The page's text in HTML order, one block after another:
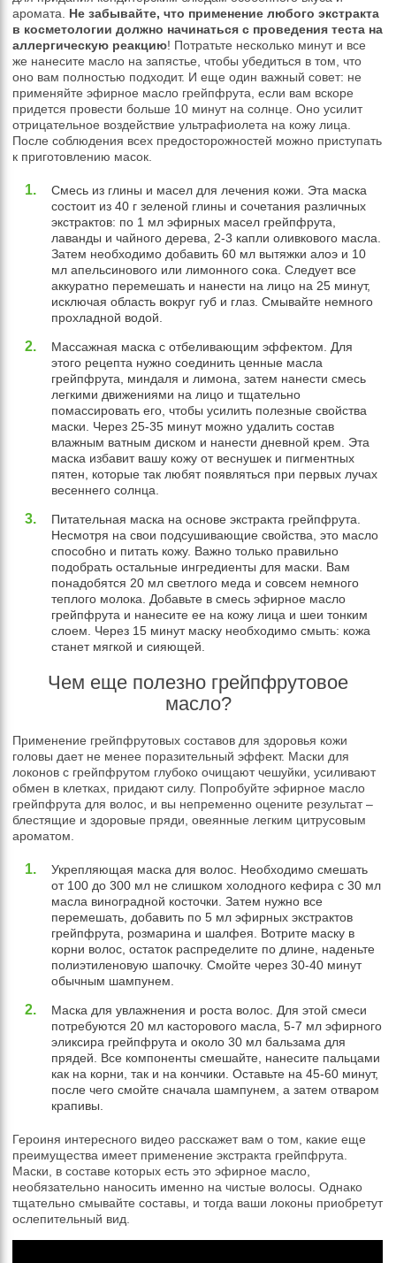
аромата. Не забывайте, что применение любого экстракта
в косметологии должно начинаться с проведения теста на
аллергическую реакцию! Потратьте несколько минут и все
же нанесите масло на запястье, чтобы убедиться в том, что
оно вам полностью подходит. И еще один важный совет: не
применяйте эфирное масло грейпфрута, если вам вскоре
придется провести больше 10 минут на солнце. Оно усилит
отрицательное воздействие ультрафиолета на кожу лица.
После соблюдения всех предосторожностей можно приступать
к приготовлению масок.
Смесь из глины и масел для лечения кожи. Эта маска
состоит из 40 г зеленой глины и сочетания различных
экстрактов: по 1 мл эфирных масел грейпфрута,
лаванды и чайного дерева, 2-3 капли оливкового масла.
Затем необходимо добавить 60 мл вытяжки алоэ и 10
мл апельсинового или лимонного сока. Следует все
аккуратно перемешать и нанести на лицо на 25 минут,
исключая область вокруг губ и глаз. Смывайте немного
прохладной водой.
Массажная маска с отбеливающим эффектом. Для
этого рецепта нужно соединить ценные масла
грейпфрута, миндаля и лимона, затем нанести смесь
легкими движениями на лицо и тщательно
помассировать его, чтобы усилить полезные свойства
маски. Через 25-35 минут можно удалить состав
влажным ватным диском и нанести дневной крем. Эта
маска избавит вашу кожу от веснушек и пигментных
пятен, которые так любят появляться при первых лучах
весеннего солнца.
Питательная маска на основе экстракта грейпфрута.
Несмотря на свои подсушивающие свойства, это масло
способно и питать кожу. Важно только правильно
подобрать остальные ингредиенты для маски. Вам
понадобятся 20 мл светлого меда и совсем немного
теплого молока. Добавьте в смесь эфирное масло
грейпфрута и нанесите ее на кожу лица и шеи тонким
слоем. Через 15 минут маску необходимо смыть: кожа
станет мягкой и сияющей.
Чем еще полезно грейпфрутовое
масло?
Применение грейпфрутовых составов для здоровья кожи
головы дает не менее поразительный эффект. Маски для
локонов с грейпфрутом глубоко очищают чешуйки, усиливают
обмен в клетках, придают силу. Попробуйте эфирное масло
грейпфрута для волос, и вы непременно оцените результат –
блестящие и здоровые пряди, овеянные легким цитрусовым
ароматом.
Укрепляющая маска для волос. Необходимо смешать
от 100 до 300 мл не слишком холодного кефира с 30 мл
масла виноградной косточки. Затем нужно все
перемешать, добавить по 5 мл эфирных экстрактов
грейпфрута, розмарина и шалфея. Вотрите маску в
корни волос, остаток распределите по длине, наденьте
полиэтиленовую шапочку. Смойте через 30-40 минут
обычным шампунем.
Маска для увлажнения и роста волос. Для этой смеси
потребуются 20 мл касторового масла, 5-7 мл эфирного
эликсира грейпфрута и около 30 мл бальзама для
прядей. Все компоненты смешайте, нанесите пальцами
как на корни, так и на кончики. Оставьте на 45-60 минут,
после чего смойте сначала шампунем, а затем отваром
крапивы.
Героиня интересного видео расскажет вам о том, какие еще
преимущества имеет применение экстракта грейпфрута.
Маски, в составе которых есть это эфирное масло,
необязательно наносить именно на чистые волосы. Однако
тщательно смывайте составы, и тогда ваши локоны приобретут
ослепительный вид.